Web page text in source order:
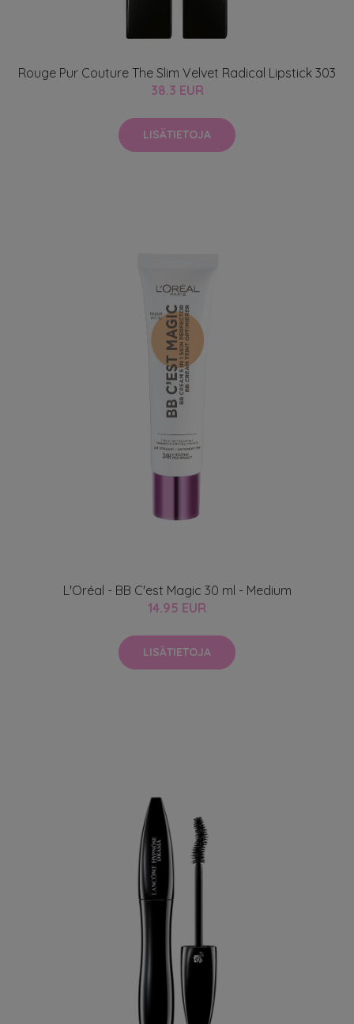
Rouge Pur Couture The Slim Velvet Radical Lipstick 303
38.3 EUR
LISÄTIETOJA
L'Oréal - BB C'est Magic 30 ml - Medium
14.95 EUR
LISÄTIETOJA